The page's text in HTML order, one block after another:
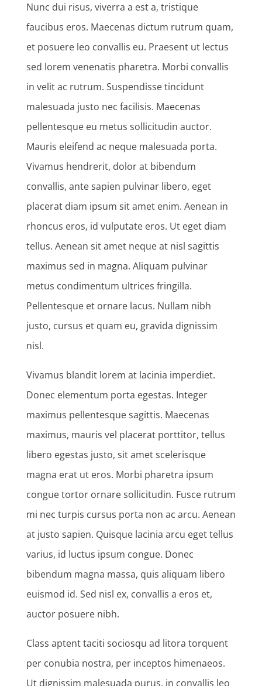
Nunc dui risus, viverra a est a, tristique
faucibus eros. Maecenas dictum rutrum quam,
et posuere leo convallis eu. Praesent ut lectus
sed lorem venenatis pharetra. Morbi convallis
in velit ac rutrum. Suspendisse tincidunt
malesuada justo nec facilisis. Maecenas
pellentesque eu metus sollicitudin auctor.
Mauris eleifend ac neque malesuada porta.
Vivamus hendrerit, dolor at bibendum
convallis, ante sapien pulvinar libero, eget
placerat diam ipsum sit amet enim. Aenean in
rhoncus eros, id vulputate eros. Ut eget diam
tellus. Aenean sit amet neque at nisl sagittis
maximus sed in magna. Aliquam pulvinar
metus condimentum ultrices fringilla.
Pellentesque et ornare lacus. Nullam nibh
justo, cursus et quam eu, gravida dignissim
nisl.
Vivamus blandit lorem at lacinia imperdiet.
Donec elementum porta egestas. Integer
maximus pellentesque sagittis. Maecenas
maximus, mauris vel placerat porttitor, tellus
libero egestas justo, sit amet scelerisque
magna erat ut eros. Morbi pharetra ipsum
congue tortor ornare sollicitudin. Fusce rutrum
mi nec turpis cursus porta non ac arcu. Aenean
at justo sapien. Quisque lacinia arcu eget tellus
varius, id luctus ipsum congue. Donec
bibendum magna massa, quis aliquam libero
euismod id. Sed nisl ex, convallis a eros et,
auctor posuere nibh.
Class aptent taciti sociosqu ad litora torquent
per conubia nostra, per inceptos himenaeos.
Ut dignissim malesuada purus, in convallis leo